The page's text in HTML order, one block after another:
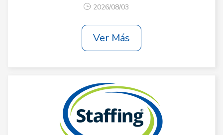
2026/08/03
Ver Más